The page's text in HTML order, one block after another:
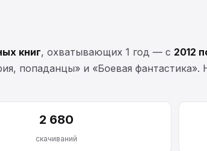
книг, охватывающих 1 год — с 2012
попаданцы» и «Боевая фантастика».
2 680
скачиваний